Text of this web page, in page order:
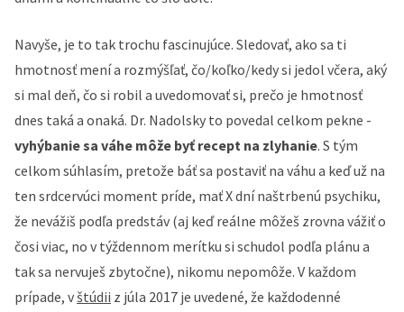
Navyše, je to tak trochu fascinujúce. Sledovať, ako sa ti
hmotnosť mení a rozmýšľať, čo/koľko/kedy si jedol včera, aký
si mal deň, čo si robil a uvedomovať si, prečo je hmotnosť
dnes taká a onaká. Dr. Nadolsky to povedal celkom pekne -
vyhýbanie sa váhe môže byť recept na zlyhanie. S tým
celkom súhlasím, pretože báť sa postaviť na váhu a keď už na
ten srdcervúci moment príde, mať X dní naštrbenú psychiku,
že nevážiš podľa predstáv (aj keď reálne môžeš zrovna vážiť o
čosi viac, no v týždennom merítku si schudol podľa plánu a
tak sa nervuješ zbytočne), nikomu nepomôže. V každom
prípade, vštúdii z júla 2017 je uvedené, že každodenné